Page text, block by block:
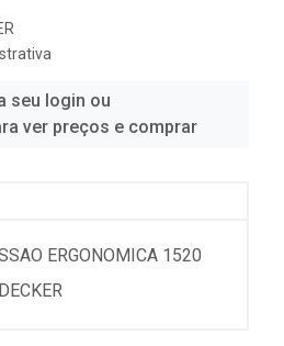
seu login ou
ver preços e comprar
ERGONOMICA 1520